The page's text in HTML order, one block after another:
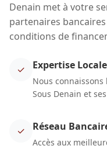
Denain met à votre
partenaires
conditions de
✓ Expertise Locale
Nous
Sous Denain et
✓ Réseau
Accès aux